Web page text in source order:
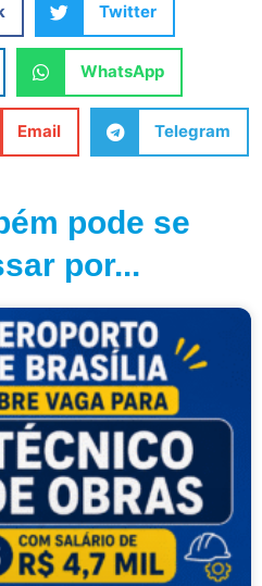
Twitter
WhatsApp
Email Telegram
pode se
por...